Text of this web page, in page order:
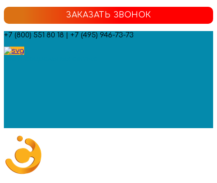
ЗАКАЗАТЬ ЗВОНОК
+7 (800) 551 80 18 | +7 (495) 946-73-73